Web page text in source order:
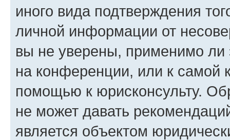
иного вида подтверждения
личной информации от
вы не уверены, применимо ли
на конференции, или к самой
помощью к юрисконсульту.
не может давать
является объектом